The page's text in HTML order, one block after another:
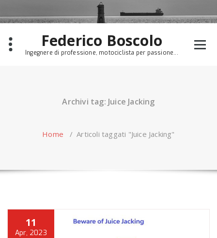
to
content
Federico Boscolo
Ingegnere di professione, motociclista per passione...
Archivi tag: Juice Jacking
Home /Articoli taggati "Juice Jacking"
11
Apr, 2023